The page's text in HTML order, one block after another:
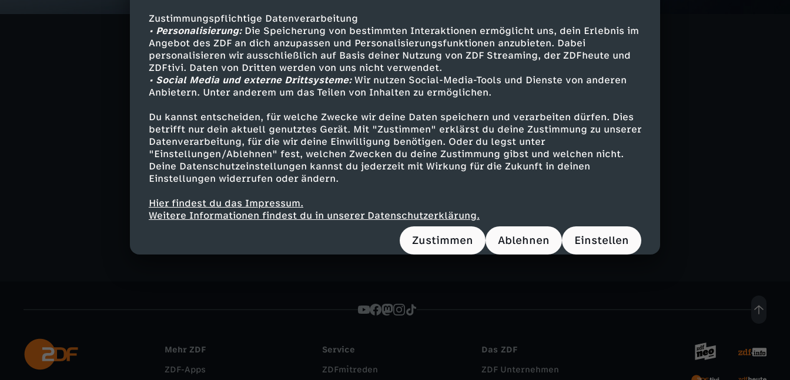
Zustimmungspflichtige Datenverarbeitung
• Personalisierung:Die Speicherung von bestimmten Interaktionen ermöglicht uns, dein Erlebnis im
Angebot des ZDF an dich anzupassen und Personalisierungsfunktionen anzubieten. Dabei
personalisieren wir ausschließlich auf Basis deiner Nutzung von ZDF Streaming, der ZDFheute und
ZDFtivi. Daten von Dritten werden von uns nicht verwendet.
• Social Media und externe Drittsysteme:Wir nutzen Social-Media-Tools und Dienste von anderen
Anbietern. Unter anderem um das Teilen von Inhalten zu ermöglichen.
Du kannst entscheiden, für welche Zwecke wir deine Daten speichern und verarbeiten dürfen. Dies
betrifft nur dein aktuell genutztes Gerät. Mit "Zustimmen" erklärst du deine Zustimmung zu unserer
Datenverarbeitung, für die wir deine Einwilligung benötigen. Oder du legst unter
"Einstellungen/Ablehnen" fest, welchen Zwecken du deine Zustimmung gibst und welchen nicht.
Deine Datenschutzeinstellungen kannst du jederzeit mit Wirkung für die Zukunft in deinen
Einstellungen widerrufen oder ändern.
Hier findest du das Impressum.
Weitere Informationen findest du in unserer Datenschutzerklärung.
Zustimmen Ablehnen Einstellen
Wegen Baufälligkeit geschlossen
Schulunterricht im Pavillon?
Nachfolger gesucht
Kinderarzt verschenkt Praxis
Moderation:
Ralph Szepanski
Ähnliche Inhalte entdecken
Nachrichten Magazin informativ heute - in Deutschland
Mehr ZDF
ZDF-Apps
Service
ZDFmitreden
Das ZDF
ZDF Unternehmen